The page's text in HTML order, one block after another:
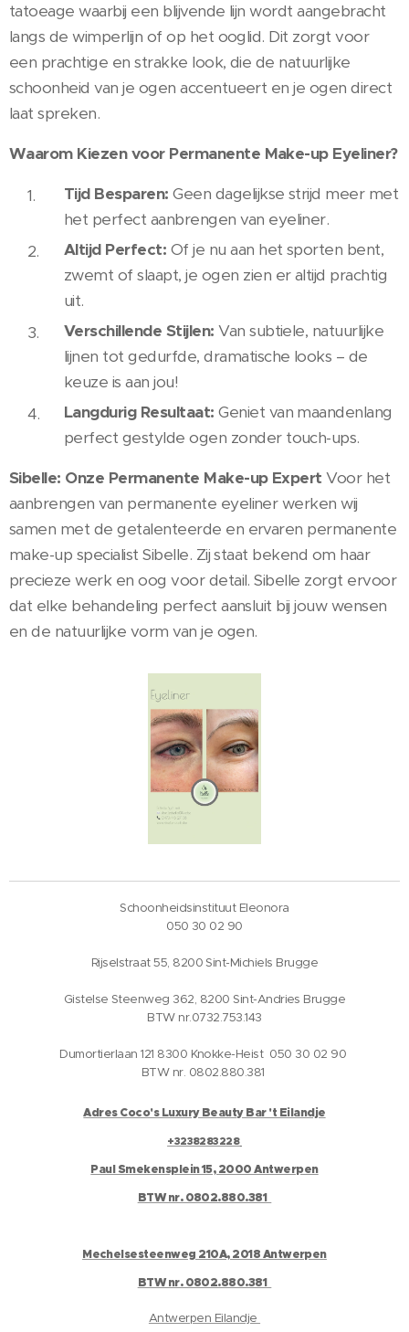
tatoeage waarbij een blijvende lijn wordt aangebracht
langs de wimperlijn of op het ooglid. Dit zorgt voor
een prachtige en strakke look, die de natuurlijke
schoonheid van je ogen accentueert en je ogen direct
laat spreken.
Waarom Kiezen voor Permanente Make-up Eyeliner?
Tijd Besparen: Geen dagelijkse strijd meer met
het perfect aanbrengen van eyeliner.
Altijd Perfect: Of je nu aan het sporten bent,
zwemt of slaapt, je ogen zien er altijd prachtig
uit.
Verschillende Stijlen: Van subtiele, natuurlijke
lijnen tot gedurfde, dramatische looks – de
keuze is aan jou!
Langdurig Resultaat: Geniet van maandenlang
perfect gestylde ogen zonder touch-ups.
Sibelle: Onze Permanente Make-up Expert Voor het
aanbrengen van permanente eyeliner werken wij
samen met de getalenteerde en ervaren permanente
make-up specialist Sibelle. Zij staat bekend om haar
precieze werk en oog voor detail. Sibelle zorgt ervoor
dat elke behandeling perfect aansluit bij jouw wensen
en de natuurlijke vorm van je ogen.
Schoonheidsinstituut Eleonora
050 30 02 90
Rijselstraat 55, 8200 Sint-Michiels Brugge
Gistelse Steenweg 362, 8200 Sint-Andries Brugge
BTW nr.0732.753.143
Dumortierlaan 121 8300 Knokke-Heist 050 30 02 90
BTW nr. 0802.880.381
Adres Coco's Luxury Beauty Bar 't Eilandje
+3238283228
Paul Smekensplein 15, 2000 Antwerpen
BTW nr. 0802.880.381
Mechelsesteenweg 210A, 2018 Antwerpen
BTW nr. 0802.880.381
Antwerpen Eilandje